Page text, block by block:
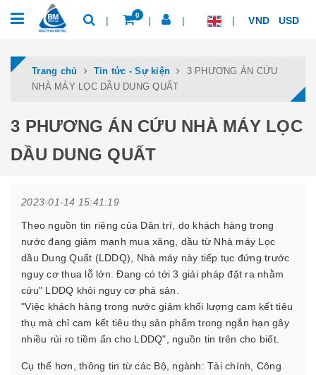
0 VND USD
Trang chủ Tin tức - Sự kiện
3 PHƯƠNG ÁN CỨU
NHÀ MÁY LỌC DẦU DUNG QUẤT
3 PHƯƠNG ÁN CỨU NHÀ MÁY LỌC
DẦU DUNG QUẤT
2023-01-14 15:41:19
Theo nguồn tin riêng của Dân trí, do khách hàng trong
nước đang giảm mạnh mua xăng, dầu từ Nhà máy Lọc
dầu Dung Quất (LDDQ), Nhà máy này tiếp tục đứng trước
nguy cơ thua lỗ lớn. Đang có tới 3 giải pháp đặt ra nhằm
cứu" LDDQ khỏi nguy cơ phá sản.
"Việc khách hàng trong nước giảm khối lượng cam kết tiêu
thụ mà chỉ cam kết tiêu thụ sản phẩm trong ngắn hạn gây
nhiều rủi ro tiềm ẩn cho LDDQ", nguồn tin trên cho biết.
Cụ thể hơn, thông tin từ các Bộ, ngành: Tài chính, Công